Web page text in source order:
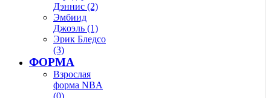
Дэннис (2)
Эмбиид
Джоэль (1)
Эрик Бледсо
(3)
ФОРМА
Взрослая
форма NBA
(0)